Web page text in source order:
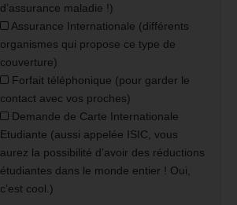
d’assurance maladie !)
Assurance Internationale (différents
organismes qui propose ce type de
couverture)
Forfait téléphonique (pour garder le
contact avec vos proches)
Demande de Carte Internationale
Etudiante (aussi appelée ISIC, vous
aurez la possibilité d’avoir des réductions
étudiantes dans le monde entier ! Oui,
c’est cool.)